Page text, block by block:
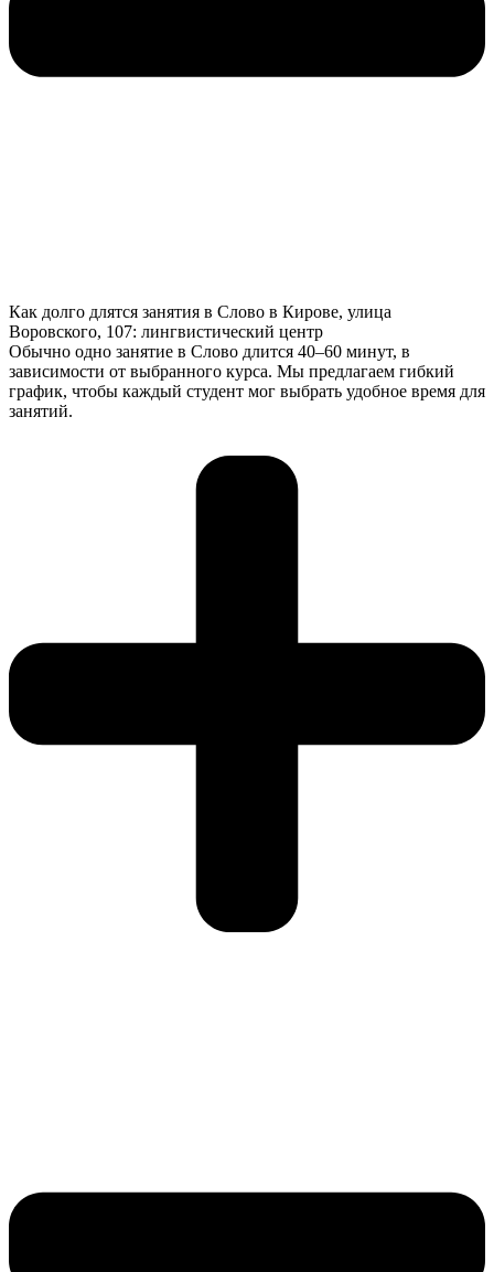
Как долго длятся занятия в Слово в Кирове, улица
Воровского, 107: лингвистический центр
Обычно одно занятие в Слово длится 40–60 минут, в
зависимости от выбранного курса. Мы предлагаем гибкий
график, чтобы каждый студент мог выбрать удобное время для
занятий.